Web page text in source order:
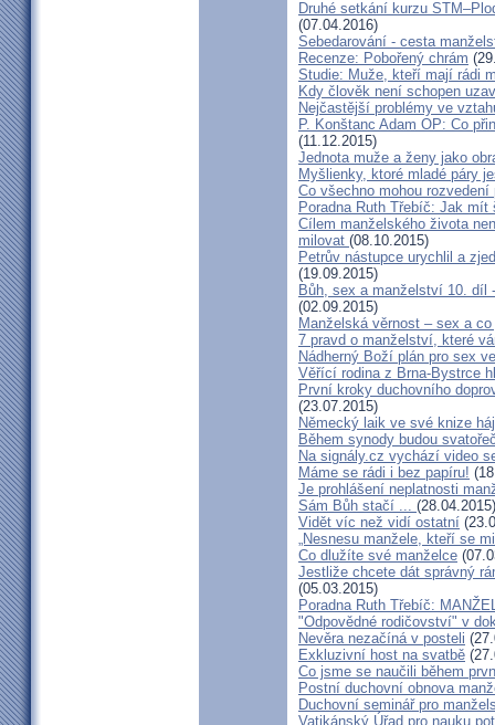
Druhé setkání kurzu
(07.04.2016)
Sebedarování - cesta
Recenze: Pobořený chrám
Studie: Muže, kteří mají rádi
Kdy člověk není schopen
Nejčastější problémy ve
P. Konštanc Adam OP: Co
(11.12.2015)
Jednota muže a ženy jako
Myšlienky, ktoré mladé páry
Co všechno mohou
Poradna Ruth Třebíč: Jak
Cílem manželského života
milovat (08.10.2015)
Petrův nástupce urychlil a
(19.09.2015)
Bůh, sex a manželství 10. díl
(02.09.2015)
Manželská věrnost – sex a
7 pravd o manželství, které
Nádherný Boží plán pro sex
Věřící rodina z Brna-Bystrce
První kroky duchovního
(23.07.2015)
Německý laik ve své knize
Během synody budou
Na signály.cz vychází video
Máme se rádi i bez papíru!
Je prohlášení neplatnosti
Sám Bůh stačí ... (28.04.2015)
Vidět víc než vidí ostatní
„Nesnesu manžele, kteří se
Co dlužíte své manželce
Jestliže chcete dát správný
(05.03.2015)
Poradna Ruth Třebíč:
"Odpovědné rodičovství" v
Nevěra nezačíná v posteli
Exkluzivní host na svatbě
Co jsme se naučili během
Postní duchovní obnova
Duchovní seminář pro
Vatikánský Úřad pro nauku